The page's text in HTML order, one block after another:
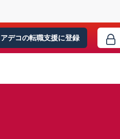
アデコの転職支援に登録